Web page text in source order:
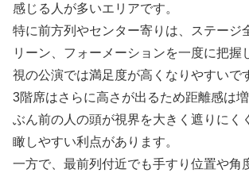
感じる人が多いエリアです。
特に前方列やセンター寄りは、ステージ
リーン、フォーメーションを一度に把握
視の公演では満足度が高くなりやすいで
3階席はさらに高さが出るため距離感は
ぶん前の人の頭が視界を大きく遮りにく
瞰しやすい利点があります。
一方で、最前列付近でも手すり位置や角